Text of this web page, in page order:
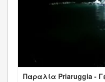
Παραλία Priaruggia -